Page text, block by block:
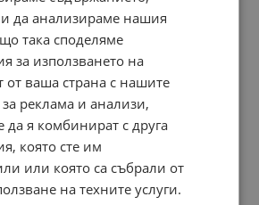
да анализираме нашия
така споделяме
за използването на
от ваша страна с нашите
реклама и анализи,
да я комбинират с друга
която сте им
или която са събрали от
на техните услуги.